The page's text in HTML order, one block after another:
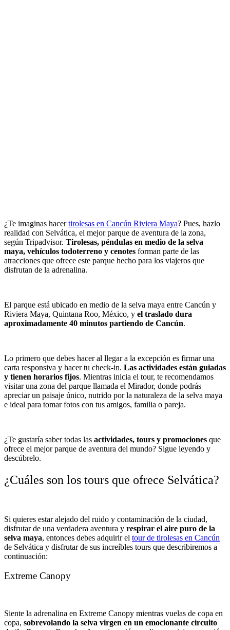
¿Te imaginas hacertirolesas en Cancún Riviera Maya? Pues, hazlo
realidad con Selvática, el mejor parque de aventura de la zona,
según Tripadvisor. Tirolesas, péndulas en medio de la selva
maya, vehículos todoterreno y cenotes forman parte de las
atracciones que ofrece este parque hecho para los viajeros que
disfrutan de la adrenalina.
El parque está ubicado en medio de la selva maya entre Cancún y
Riviera Maya, Quintana Roo, México, y el traslado dura
aproximadamente 40 minutos partiendo de Cancún.
Lo primero que debes hacer al llegar a la excepción es firmar una
carta responsiva y hacer tu check-in. Las actividades están guiadas
y tienen horarios fijos. Mientras inicia el tour, te recomendamos
visitar una zona del parque llamada el Mirador, donde podrás
apreciar un paisaje único, nutrido por la naturaleza de la selva maya
e ideal para tomar fotos con tus amigos, familia o pareja.
¿Te gustaría saber todas las actividades, tours y promociones que
ofrece el mejor parque de aventura del mundo? Sigue leyendo y
descúbrelo.
¿Cuáles son los tours que ofrece Selvática?
Si quieres estar alejado del ruido y contaminación de la ciudad,
disfrutar de una verdadera aventura y respirar el aire puro de la
selva maya, entonces debes adquirir el tour de tirolesas en Cancún
de Selvática y disfrutar de sus increíbles tours que describiremos a
continuación:
Extreme Canopy
Siente la adrenalina en Extreme Canopy mientras vuelas de copa en
copa, sobrevolando la selva virgen en un emocionante circuito